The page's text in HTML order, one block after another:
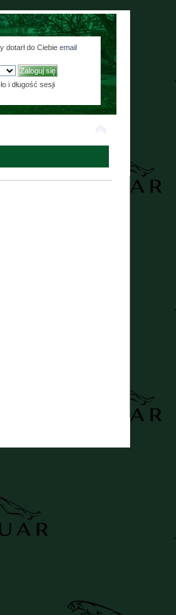
dotarł do Ciebie email
i długość sesji